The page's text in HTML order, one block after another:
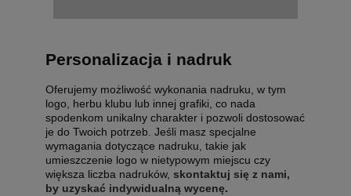
Personalizacja i nadruk
Oferujemy możliwość wykonania nadruku, w tym
logo, herbu klubu lub innej grafiki, co nada
spodenkom unikalny charakter i pozwoli dostosować
je do Twoich potrzeb. Jeśli masz specjalne
wymagania dotyczące nadruku, takie jak
umieszczenie logo w nietypowym miejscu czy
większa liczba nadruków, skontaktuj się z nami,
by uzyskać indywidualną wycenę.